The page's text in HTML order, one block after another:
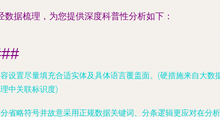
数据梳理，为您提供深度科普性分析如下：
设置尽量填充合适实体及具体语言覆盖面。(硬措施来自大数
中关联标识度)
省略符号并故意采用正规数据关键词、分条逻辑更应对在分析